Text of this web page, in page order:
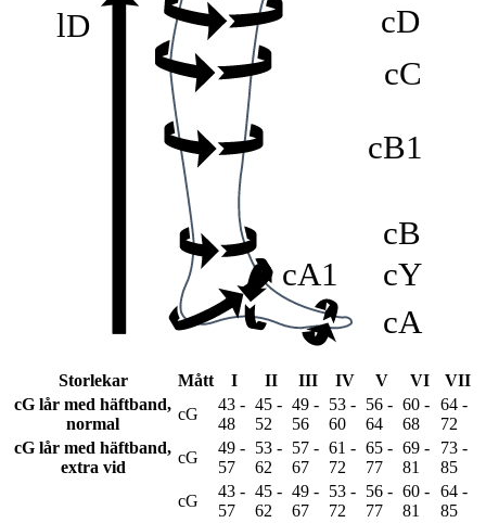
lD
cD
cC
cB1
cB
cY
cA1
cA
Storlekar Mått I II III IV V VI
VII
cG lår med häftband,
normal
cG
43 -
48
45 -
52
49 -
56
53 -
60
56 -
64
60 -
68
64 -
72
cG lår med häftband,
extra vid
cG
49 -
57
53 -
62
57 -
67
61 -
72
65 -
77
69 -
81
73 -
85
cG
43 -
57
45 -
62
49 -
67
53 -
72
56 -
77
60 -
81
64 -
85